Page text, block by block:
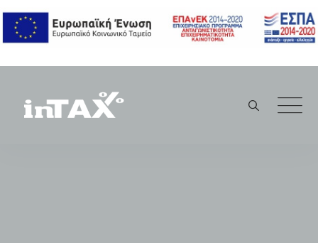
content